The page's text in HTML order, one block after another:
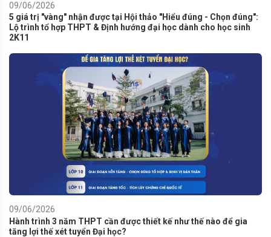
09/06/2026
5 giá trị "vàng" nhận được tại Hội thảo "Hiểu đúng - Chọn đúng":
Lộ trình tổ hợp THPT & Định hướng đại học dành cho học sinh
2K11
09/06/2026
Hành trình 3 năm THPT cần được thiết kế như thế nào để gia
tăng lợi thế xét tuyển Đại học?